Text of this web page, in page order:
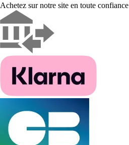
Achetez sur notre site en toute confiance